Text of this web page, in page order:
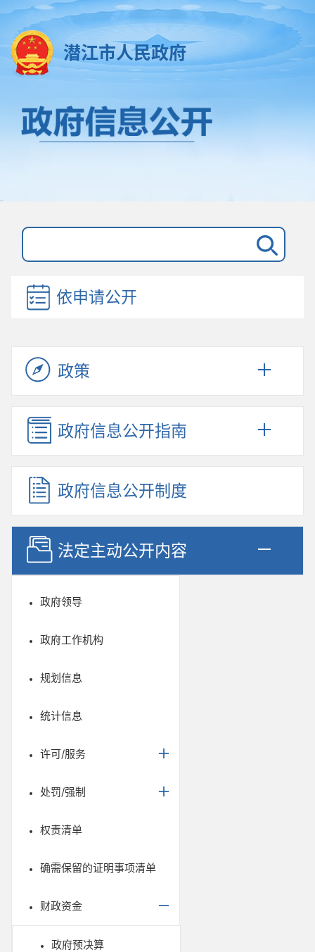
潜江市人民政府
依申请公开
政策
政府信息公开指南
政府信息公开制度
法定主动公开内容
政府领导
政府工作机构
规划信息
统计信息
许可/服务
处罚/强制
权责清单
确需保留的证明事项清单
财政资金
政府预决算